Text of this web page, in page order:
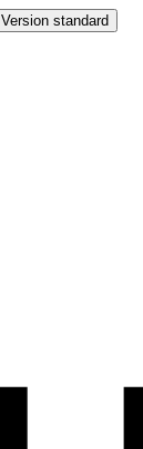
Version standard